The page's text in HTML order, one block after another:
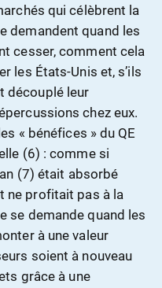
qui célèbrent la
demandent quand les
cesser, comment cela
les États-Unis et, s’ils
découplé leur
chez eux.
« bénéfices » du QE
(6) : comme si
an (7) était absorbé
ne profitait pas à la
se demande quand les
à une valeur
soient à nouveau
grâce à une